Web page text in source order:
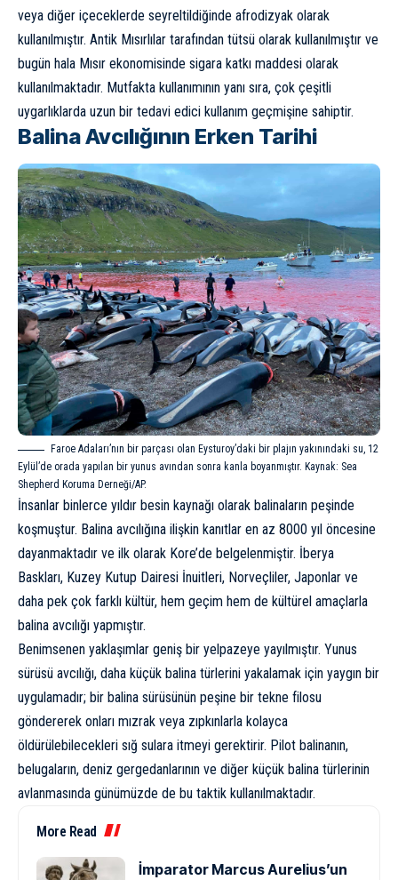
veya diğer içeceklerde seyreltildiğinde afrodizyak olarak
kullanılmıştır. Antik Mısırlılar tarafından tütsü olarak kullanılmıştır ve
bugün hala Mısır ekonomisinde sigara katkı maddesi olarak
kullanılmaktadır. Mutfakta kullanımının yanı sıra, çok çeşitli
uygarlıklarda uzun bir tedavi edici kullanım geçmişine sahiptir.
Balina Avcılığının Erken Tarihi
Faroe Adaları’nın bir parçası olan Eysturoy’daki bir plajın yakınındaki su, 12
Eylül’de orada yapılan bir yunus avından sonra kanla boyanmıştır. Kaynak: Sea
Shepherd Koruma Derneği/AP.
İnsanlar binlerce yıldır besin kaynağı olarak balinaların peşinde
koşmuştur. Balina avcılığına ilişkin kanıtlar en az 8000 yıl öncesine
dayanmaktadır ve ilk olarak Kore’de belgelenmiştir. İberya
Baskları, Kuzey Kutup Dairesi İnuitleri, Norveçliler, Japonlar ve
daha pek çok farklı kültür, hem geçim hem de kültürel amaçlarla
balina avcılığı yapmıştır.
Benimsenen yaklaşımlar geniş bir yelpazeye yayılmıştır. Yunus
sürüsü avcılığı, daha küçük balina türlerini yakalamak için yaygın bir
uygulamadır; bir balina sürüsünün peşine bir tekne filosu
göndererek onları mızrak veya zıpkınlarla kolayca
öldürülebilecekleri sığ sulara itmeyi gerektirir. Pilot balinanın,
belugaların, deniz gergedanlarının ve diğer küçük balina türlerinin
avlanmasında günümüzde de bu taktik kullanılmaktadır.
More Read
İmparator Marcus Aurelius’un